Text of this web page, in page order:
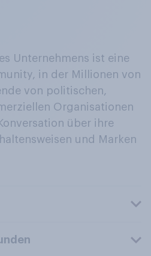
Unternehmens ist eine
in der Millionen von
von politischen,
Organisationen
über ihre
und Marken